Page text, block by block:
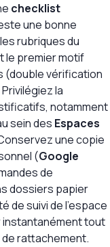
checklist
une bonne
rubriques du
le premier motif
(double vérification
la
notamment
sein des Espaces
une copie
(Google
de
dossiers papier
de suivi de l’espace
instantanément tout
rattachement.